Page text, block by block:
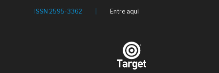
ISSN 2595-3362 Entre aqui